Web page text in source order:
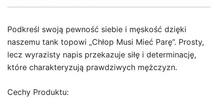
Podkreśl swoją pewność siebie i męskość dzięki
naszemu tank topowi „Chłop Musi Mieć Parę”. Prosty,
lecz wyrazisty napis przekazuje siłę i determinację,
które charakteryzują prawdziwych mężczyzn.
Cechy Produktu: